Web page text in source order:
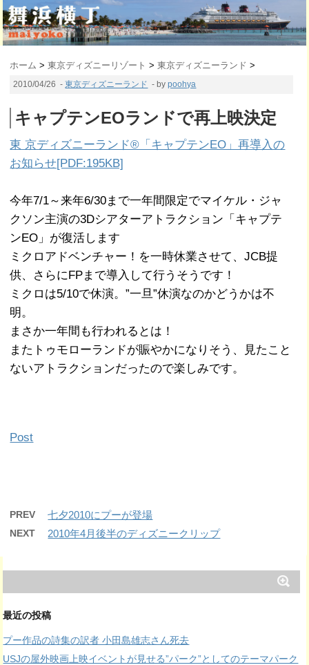
ホーム >東京ディズニーリゾート >東京ディズニーランド >
2010/04/26 -東京ディズニーランド - bypoohya
キャプテンEOランドで再上映決定
東 京ディズニーランド®「キャプテンEO」再導入の
お知らせ[PDF:195KB]
今年7/1～来年6/30まで一年間限定でマイケル・ジャ
クソン主演の3Dシアターアトラクション「キャプテ
ンEO」が復活します
ミクロアドベンチャー！を一時休業させて、JCB提
供、さらにFPまで導入して行うそうです！
ミクロは5/10で休演。”一旦”休演なのかどうかは不
明。
まさか一年間も行われるとは！
またトゥモローランドが賑やかになりそう、見たこと
ないアトラクションだったので楽しみです。
Post
PREV 七夕2010にプーが登場
NEXT 2010年4月後半のディズニークリップ
最近の投稿
プー作品の詩集の訳者 小田島雄志さん死去
USJの屋外映画上映イベントが見せる”パーク”としてのテーマパーク